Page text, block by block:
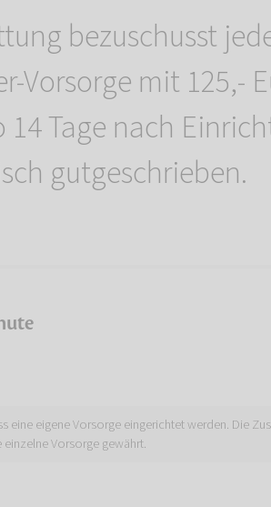
bezuschusst
Vorsorge mit 125,-
Tage nach
gutgeschrieben.
eine eigene Vorsorge eingerichtet werden. Die
Vorsorge gewährt.